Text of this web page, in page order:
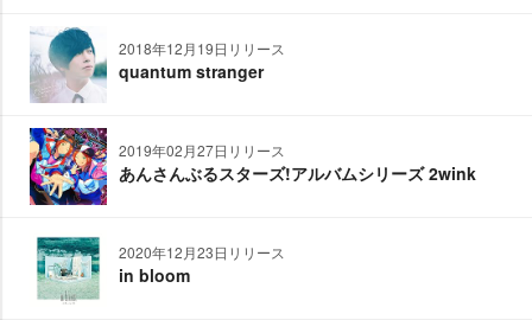
2018年12月19日リリース
quantum stranger
2019年02月27日リリース
あんさんぶるスターズ!アルバムシリーズ 2wink
2020年12月23日リリース
in bloom